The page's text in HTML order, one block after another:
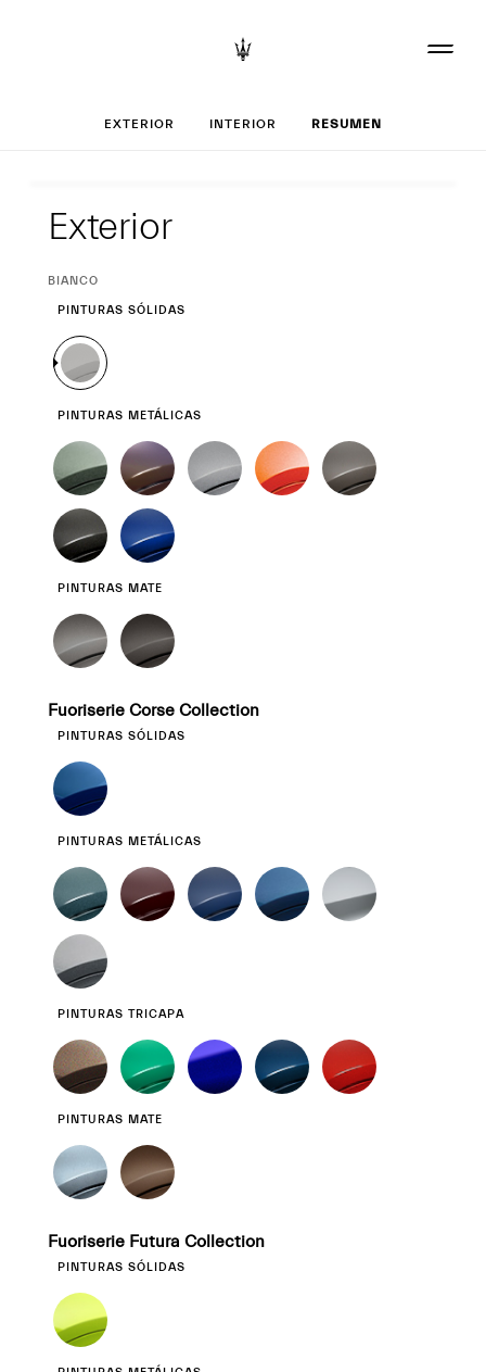
Configurar tu
EXTERIOR INTERIOR RESUMEN
Exterior
CURRENT
BIANCO
PINTURAS SÓLIDAS
PINTURAS METÁLICAS
PINTURAS MATE
Fuoriserie Corse Collection
PINTURAS SÓLIDAS
PINTURAS METÁLICAS
PINTURAS TRICAPA
PINTURAS MATE
Fuoriserie Futura Collection
PINTURAS SÓLIDAS